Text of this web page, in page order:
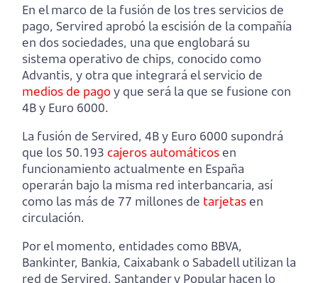
En el marco de la fusión de los tres servicios de
pago, Servired aprobó la escisión de la compañía
en dos sociedades, una que englobará su
sistema operativo de chips, conocido como
Advantis, y otra que integrará el servicio de
medios de pagoy que será la que se fusione con
4B y Euro 6000.
La fusión de Servired, 4B y Euro 6000 supondrá
que los 50.193 cajeros automáticosen
funcionamiento actualmente en España
operarán bajo la misma red interbancaria, así
como las más de 77 millones de tarjetasen
circulación.
Por el momento, entidades como BBVA,
Bankinter, Bankia, Caixabank o Sabadell utilizan la
red de Servired, Santander y Popular hacen lo